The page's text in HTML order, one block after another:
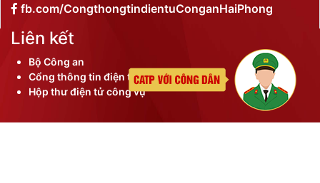
fb.com/CongthongtindientuConganHaiPhong
Liên kết
Bộ Công an
Cổng thông tin điện tử thành phố
Hộp thư điện tử công vụ